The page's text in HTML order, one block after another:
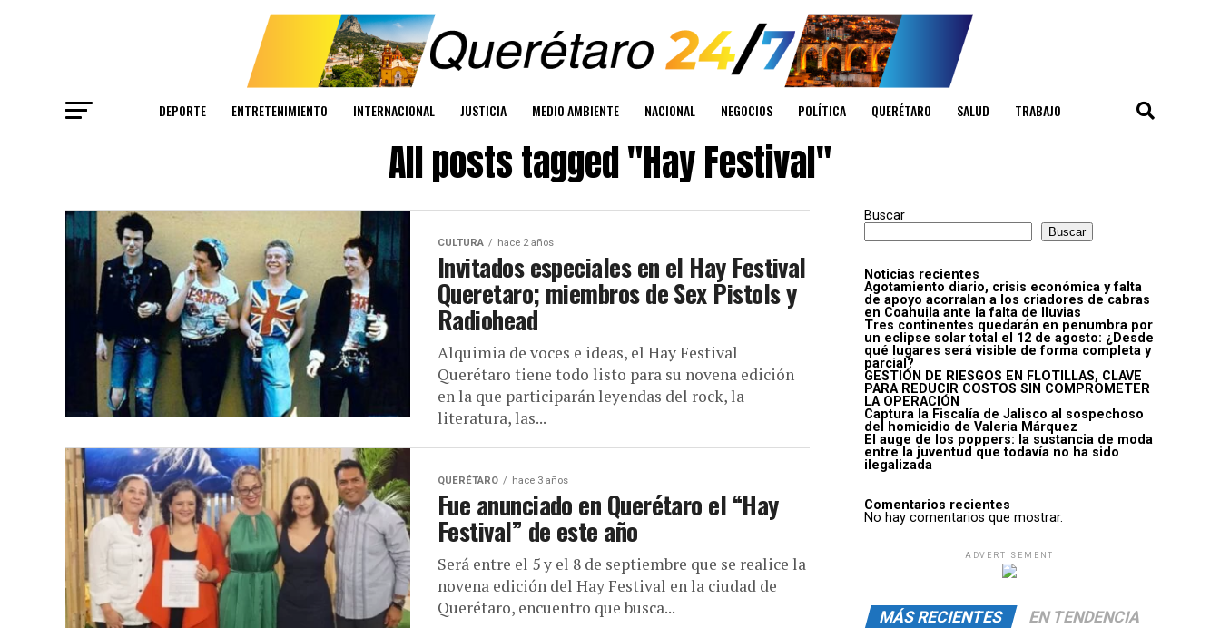
DEPORTE ENTRETENIMIENTO INTERNACIONAL JUSTICIA MEDIO AMBIENTE NACIONAL NEGOCIOS POLÍTICA QUERÉTARO SALUD TRABAJO
All posts tagged "Hay Festival"
CULTURA hace 2 años
Invitados especiales en el Hay Festival
Queretaro; miembros de Sex Pistols y
Radiohead
Alquimia de voces e ideas, el Hay Festival
Querétaro tiene todo listo para su novena edición
en la que participarán leyendas del rock, la
literatura, las...
QUERÉTARO hace 3 años
Fue anunciado en Querétaro el “Hay
Festival” de este año
Será entre el 5 y el 8 de septiembre que se realice la
novena edición del Hay Festival en la ciudad de
Querétaro, encuentro que busca...
Buscar
Buscar
Noticias recientes
Agotamiento diario, crisis económica y falta
de apoyo acorralan a los criadores de cabras
en Coahuila ante la falta de lluvias
Tres continentes quedarán en penumbra por
un eclipse solar total el 12 de agosto: ¿Desde
qué lugares será visible de forma completa y
parcial?
GESTIÓN DE RIESGOS EN FLOTILLAS, CLAVE
PARA REDUCIR COSTOS SIN COMPROMETER
LA OPERACIÓN
Captura la Fiscalía de Jalisco al sospechoso
del homicidio de Valeria Márquez
El auge de los poppers: la sustancia de moda
entre la juventud que todavía no ha sido
ilegalizada
Comentarios recientes
No hay comentarios que mostrar.
ADVERTISEMENT
MÁS RECIENTES
EN TENDENCIA